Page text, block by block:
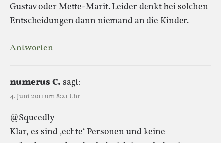
Gustav oder Mette-Marit. Leider denkt bei solchen
Entscheidungen dann niemand an die Kinder.
Antworten
numerus C. sagt:
4. Juni 2011 um 8:21 Uhr
@Squeedly
Klar, es sind ‚echte‘ Personen und keine